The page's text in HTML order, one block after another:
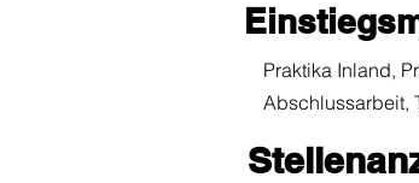
Praktika Inland,
Abschlussarbeit,